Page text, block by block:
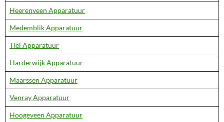
Heerenveen Apparatuur
Medemblik Apparatuur
Tiel Apparatuur
Harderwijk Apparatuur
Maarssen Apparatuur
Venray Apparatuur
Hoogeveen Apparatuur